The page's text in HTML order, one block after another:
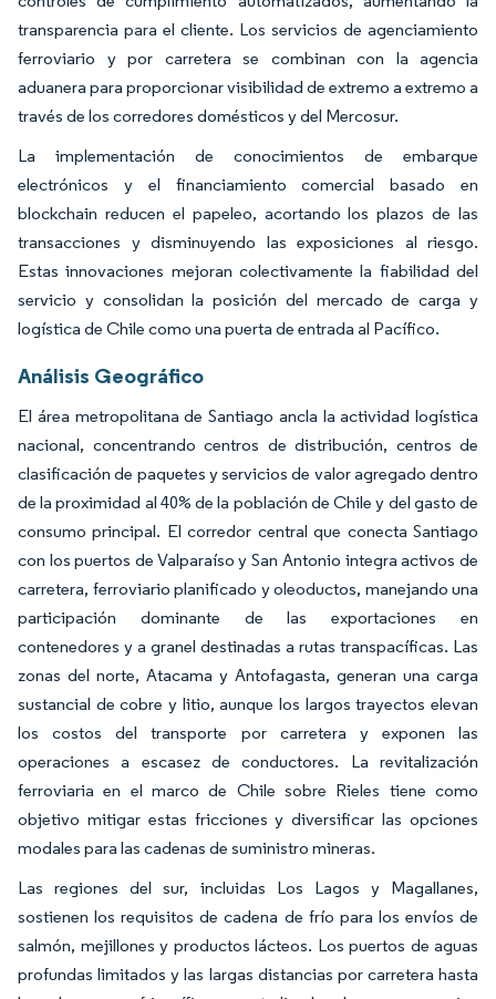
transparencia para el cliente. Los servicios de agenciamiento
ferroviario y por carretera se combinan con la agencia
aduanera para proporcionar visibilidad de extremo a extremo a
través de los corredores domésticos y del Mercosur.
La implementación de conocimientos de embarque
electrónicos y el financiamiento comercial basado en
blockchain reducen el papeleo, acortando los plazos de las
transacciones y disminuyendo las exposiciones al riesgo.
Estas innovaciones mejoran colectivamente la fiabilidad del
servicio y consolidan la posición del mercado de carga y
logística de Chile como una puerta de entrada al Pacífico.
Análisis Geográfico
El área metropolitana de Santiago ancla la actividad logística
nacional, concentrando centros de distribución, centros de
clasificación de paquetes y servicios de valor agregado dentro
de la proximidad al 40% de la población de Chile y del gasto de
consumo principal. El corredor central que conecta Santiago
con los puertos de Valparaíso y San Antonio integra activos de
carretera, ferroviario planificado y oleoductos, manejando una
participación dominante de las exportaciones en
contenedores y a granel destinadas a rutas transpacíficas. Las
zonas del norte, Atacama y Antofagasta, generan una carga
sustancial de cobre y litio, aunque los largos trayectos elevan
los costos del transporte por carretera y exponen las
operaciones a escasez de conductores. La revitalización
ferroviaria en el marco de Chile sobre Rieles tiene como
objetivo mitigar estas fricciones y diversificar las opciones
modales para las cadenas de suministro mineras.
Las regiones del sur, incluidas Los Lagos y Magallanes,
sostienen los requisitos de cadena de frío para los envíos de
salmón, mejillones y productos lácteos. Los puertos de aguas
profundas limitados y las largas distancias por carretera hasta